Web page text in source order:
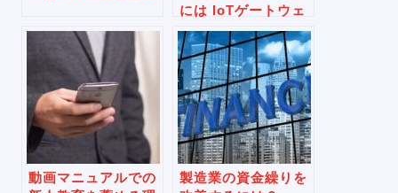
には IoTゲートウェ
イが必要
動画マニュアルでの
製造業の資金繰りを